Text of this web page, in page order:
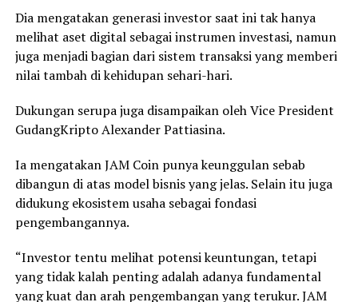
Dia mengatakan generasi investor saat ini tak hanya
melihat aset digital sebagai instrumen investasi, namun
juga menjadi bagian dari sistem transaksi yang memberi
nilai tambah di kehidupan sehari-hari.
Dukungan serupa juga disampaikan oleh Vice President
GudangKripto Alexander Pattiasina.
Ia mengatakan JAM Coin punya keunggulan sebab
dibangun di atas model bisnis yang jelas. Selain itu juga
didukung ekosistem usaha sebagai fondasi
pengembangannya.
“Investor tentu melihat potensi keuntungan, tetapi
yang tidak kalah penting adalah adanya fundamental
yang kuat dan arah pengembangan yang terukur. JAM